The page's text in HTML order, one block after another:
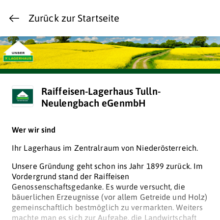
Zurück zur Startseite
Raiffeisen-Lagerhaus Tulln-
Neulengbach eGenmbH
Wer wir sind
Ihr Lagerhaus im Zentralraum von Niederösterreich.
Unsere Gründung geht schon ins Jahr 1899 zurück. Im
Vordergrund stand der Raiffeisen
Genossenschaftsgedanke. Es wurde versucht, die
bäuerlichen Erzeugnisse (vor allem Getreide und Holz)
gemeinschaftlich bestmöglich zu vermarkten. Weiters
machte man es sich zur Aufgabe, die Landwirtschaft